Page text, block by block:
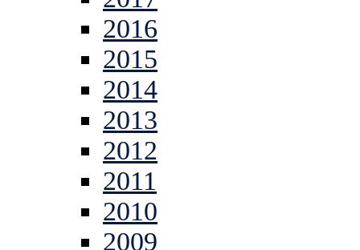
2016
2015
2014
2013
2012
2011
2010
2009